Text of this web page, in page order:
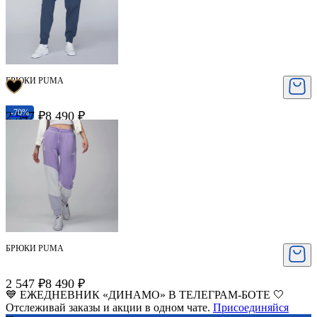
БРЮКИ PUMA
2 547 ₽8 490 ₽
-70%
БРЮКИ PUMA
2 547 ₽8 490 ₽
💙 ЕЖЕДНЕВНИК «ДИНАМО» В ТЕЛЕГРАМ-БОТЕ 🤍
Отслеживай заказы и акции в одном чате. Присоединяйся